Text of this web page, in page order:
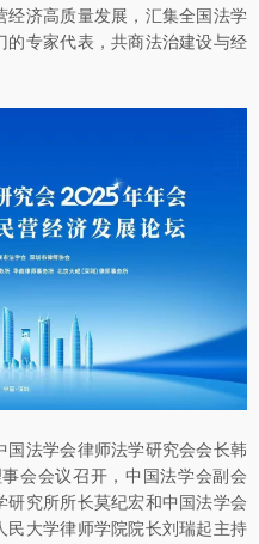
经济高质量发展，汇集全国法学
的专家代表，共商法治建设与经
国法学会律师法学研究会会长韩
会会议召开，中国法学会副会
究所所长莫纪宏和中国法学会
民大学律师学院院长刘瑞起主持